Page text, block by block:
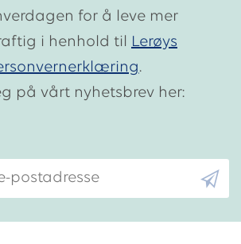
for å leve mer
i henhold til
Lerøys
.
på vårt nyhetsbrev her: